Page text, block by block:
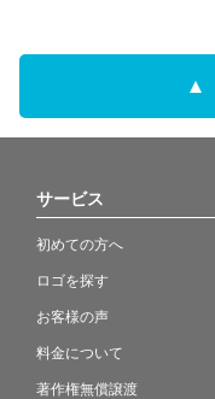
サービス
初めての方へ
ロゴを探す
お客様の声
料金について
著作権無償譲渡